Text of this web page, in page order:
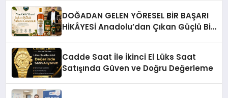
DOĞADAN GELEN YÖRESEL BİR BAŞARI
HİKÂYESİ Anadolu’dan Çıkan Güçlü Bir
Cadde Saat İle İkinci El Lüks Saat
Satışında Güven ve Doğru Değerleme